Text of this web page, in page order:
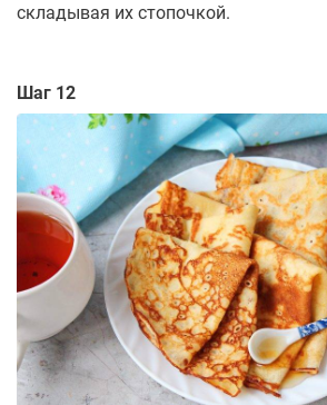
складывая их стопочкой.
Шаг 12